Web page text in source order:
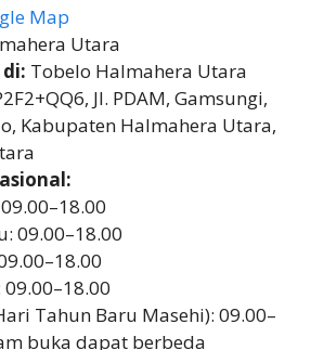
Map
Utara
Tobelo Halmahera Utara
Jl. PDAM, Gamsungi,
Kabupaten Halmahera Utara,
09.00–18.00
09.00–18.00
Tahun Baru Masehi): 09.00–
buka dapat berbeda